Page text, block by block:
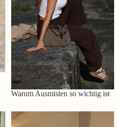
Warum Ausmisten so wichtig ist